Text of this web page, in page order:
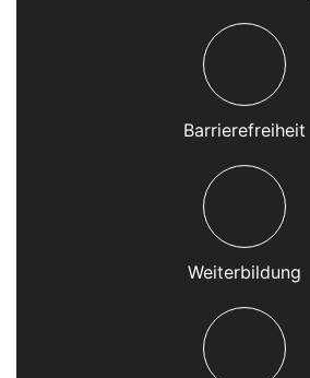
Barrierefreiheit
Weiterbildung